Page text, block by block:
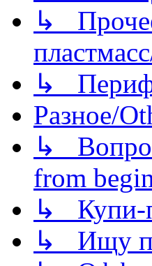
↳ Прочее
↳
Разное/
↳
from
↳ Купи-
↳ Ищу